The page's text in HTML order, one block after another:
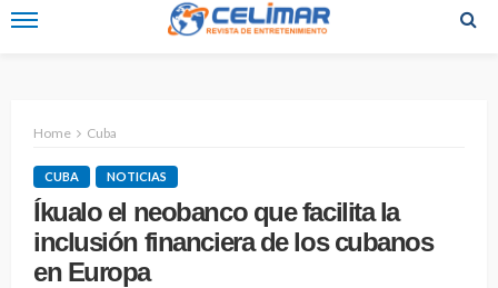
Home Cuba
CUBA NOTICIAS
Íkualo el neobanco que facilita la
inclusión financiera de los cubanos
en Europa